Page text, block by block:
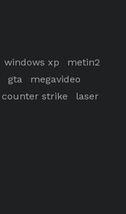
windows xp
metin2
gta
megavideo
counter strike laser